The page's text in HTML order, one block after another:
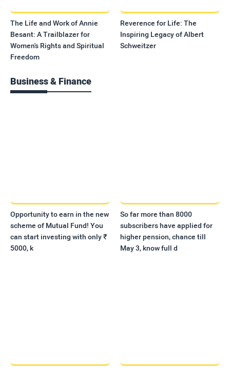
The Life and Work of Annie
Besant: A Trailblazer for
Women's Rights and Spiritual
Freedom
Reverence for Life: The
Inspiring Legacy of Albert
Schweitzer
Business & Finance
Opportunity to earn in the new
scheme of Mutual Fund! You
can start investing with only ₹
5000, k
So far more than 8000
subscribers have applied for
higher pension, chance till
May 3, know full d